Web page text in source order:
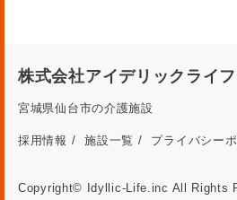
株式会社アイデリックライフ
宮城県仙台市の介護施設
採用情報 施設一覧 プライバシー
Copyright© Idyllic-Life.inc All Rights